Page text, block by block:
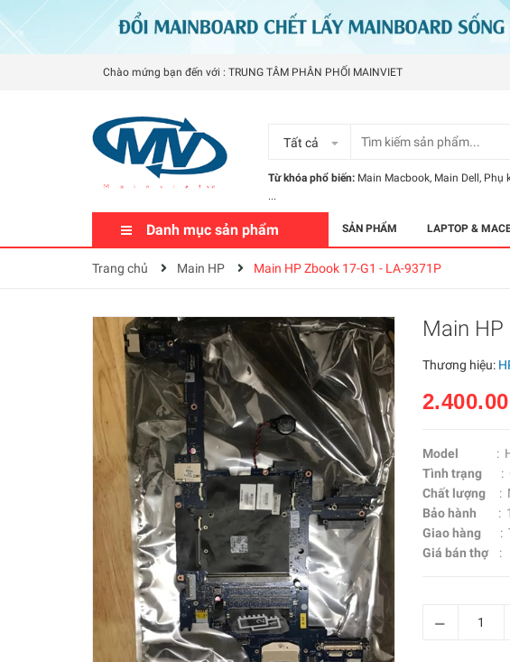
Chào mứng bạn đến với : TRUNG TÂM PHÂN PHỐI MAINVIET
Tất cả
Từ khóa phổ biến: Main Macbook, Main Dell, Phụ
...
Danh mục sản phẩm SẢN PHẨM LAPTOP &
Trang chủ Main HP Main HP Zbook 17-G1 - LA-9371P
Main HP
Thương hiệu:
Model :
Tình trạng
:
Chất lượng:
Bảo hành
: 1
Giao hàng:
Giá bán thợ :